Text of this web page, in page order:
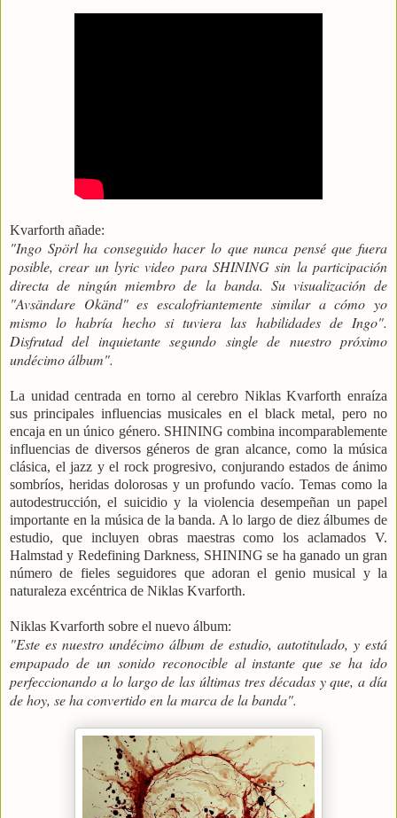
Kvarforth añade:
"Ingo Spörl ha conseguido hacer lo que nunca pensé que fuera
posible, crear un lyric video para SHINING sin la participación
directa de ningún miembro de la banda. Su visualización de
"Avsändare Okänd" es escalofriantemente similar a cómo yo
mismo lo habría hecho si tuviera las habilidades de Ingo".
Disfrutad del inquietante segundo single de nuestro próximo
undécimo álbum".
La unidad centrada en torno al cerebro Niklas Kvarforth enraíza
sus principales influencias musicales en el black metal, pero no
encaja en un único género. SHINING combina incomparablemente
influencias de diversos géneros de gran alcance, como la música
clásica, el jazz y el rock progresivo, conjurando estados de ánimo
sombríos, heridas dolorosas y un profundo vacío. Temas como la
autodestrucción, el suicidio y la violencia desempeñan un papel
importante en la música de la banda. A lo largo de diez álbumes de
estudio, que incluyen obras maestras como los aclamados V.
Halmstad y Redefining Darkness, SHINING se ha ganado un gran
número de fieles seguidores que adoran el genio musical y la
naturaleza excéntrica de Niklas Kvarforth.
Niklas Kvarforth sobre el nuevo álbum:
"Este es nuestro undécimo álbum de estudio, autotitulado, y está
empapado de un sonido reconocible al instante que se ha ido
perfeccionando a lo largo de las últimas tres décadas y que, a día
de hoy, se ha convertido en la marca de la banda".